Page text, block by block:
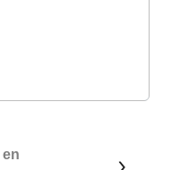
en